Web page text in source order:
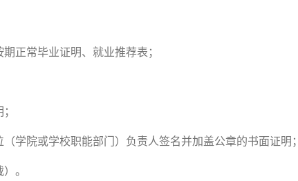
正常毕业证明、就业推荐表；
学院或学校职能部门）负责人签名并加盖公章的书面证明；
。